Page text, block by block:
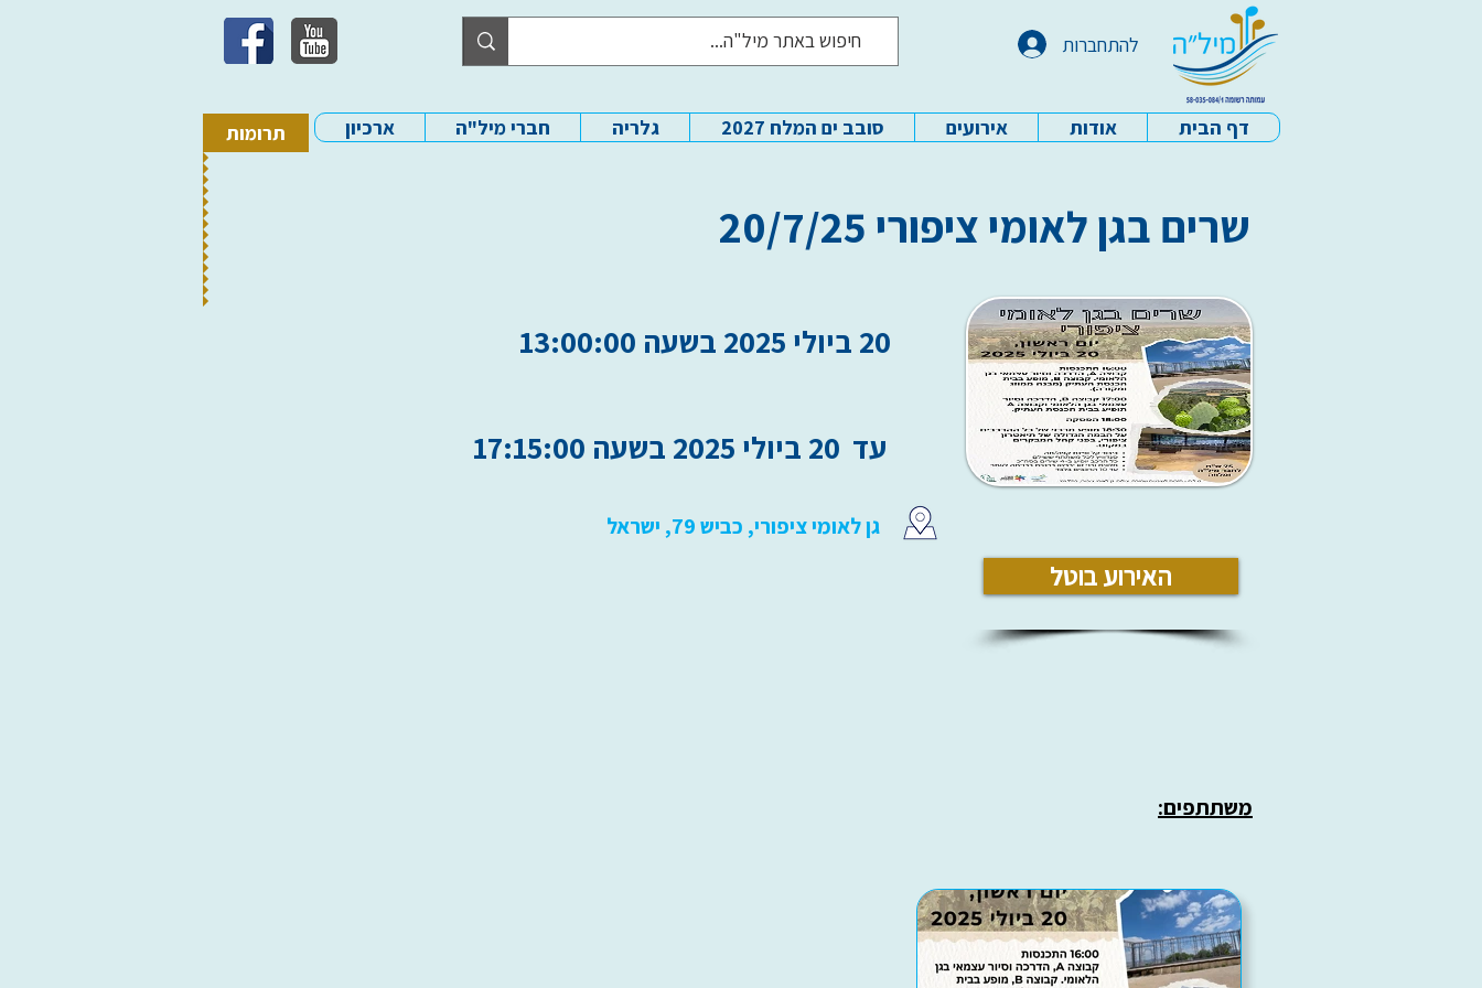
להתחברות
תרומות עמותת מיל"ה - דף הביתדף הבית אודות אירועים סובב ים המלח 2027 גלריה חברי מיל"ה ארכיון
שרים בגן לאומי ציפורי 20/7/25
20 ביולי 2025 בשעה 13:00:00
20 ביולי 2025 בשעה 17:15:00 עד
גן לאומי ציפורי, כביש 79, ישראל
האירוע בוטל
משתתפים: